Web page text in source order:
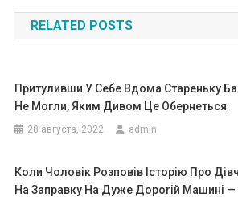
по
записям
RELATED POSTS
Притуливши У Себе Вдома Стареньку
Не Могли, Яким Дивом Це Обернеться
28 августа, 2022 admin
Коли Чоловік Розповів Історію Про
На Заправку На Дуже Дороrій Машині —